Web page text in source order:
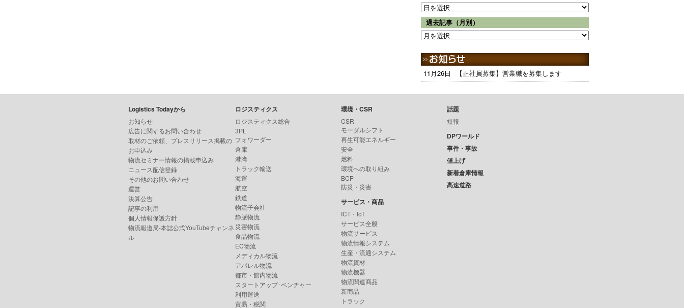
過去記事（月別）
11月26日 【正社員募集】営業職を募集します
Logistics Todayから
お知らせ
広告に関するお問い合わせ
取材のご依頼、プレスリリース掲載の
お申込み
物流セミナー情報の掲載申込み
ニュース配信登録
その他のお問い合わせ
運営
決算公告
記事の利用
個人情報保護方針
物流報道局-本誌公式YouTubeチャンネ
ル-
ロジスティクス
ロジスティクス総合
3PL
フォワーダー
倉庫
港湾
トラック輸送
海運
航空
鉄道
物流子会社
静脈物流
災害物流
食品物流
EC物流
メディカル物流
アパレル物流
都市・館内物流
スタートアップ･ベンチャー
利用運送
貿易・税関
環境・CSR
CSR
モーダルシフト
再生可能エネルギー
安全
燃料
環境への取り組み
BCP
防災・災害
サービス・商品
ICT・IoT
サービス全般
物流サービス
物流情報システム
生産・流通システム
物流資材
物流機器
物流関連商品
新商品
トラック
話題
短報
DPワールド
事件・事故
値上げ
新着倉庫情報
高速道路